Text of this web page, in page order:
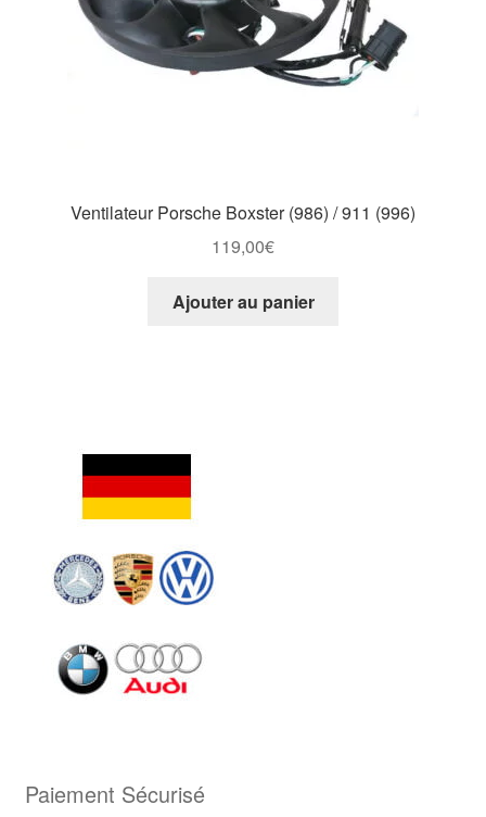
Ventilateur Porsche Boxster (986) / 911 (996)
119,00€
Ajouter au panier
Paiement Sécurisé